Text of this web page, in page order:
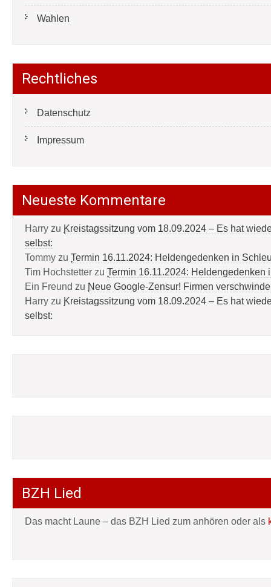
Wahlen
Rechtliches
Datenschutz
Impressum
Neueste Kommentare
Harry zu Kreistagssitzung vom 18.09.2024 – Es hat
selbst:
Tommy zu Termin 16.11.2024: Heldengedenken in
Tim Hochstetter zu Termin 16.11.2024: Heldengedenken
Ein Freund zu Neue Google-Zensur! Firmen
Harry zu Kreistagssitzung vom 18.09.2024 – Es hat
selbst:
BZH Lied
Das macht Laune – das BZH Lied zum anhören oder als